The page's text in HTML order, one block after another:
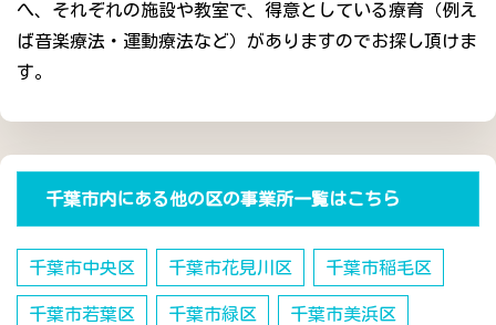
へ、それぞれの施設や教室で、得意としている療育（例え
ば音楽療法・運動療法など）がありますのでお探し頂けま
す。
千葉市内にある他の区の事業所一覧はこちら
千葉市中央区 千葉市花見川区 千葉市稲毛区
千葉市若葉区 千葉市緑区 千葉市美浜区